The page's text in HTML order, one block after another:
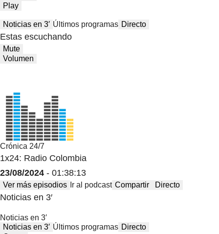
Play
Noticias en 3′ Últimos programas Directo
Estas escuchando
Mute
Volumen
Crónica 24/7
1x24: Radio Colombia
23/08/2024 - 01:38:13
Ver más episodios Ir al podcast Compartir Directo
Noticias en 3′
Noticias en 3′
Noticias en 3′ Últimos programas Directo